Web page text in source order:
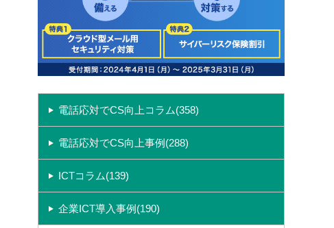
電話応対でCS向上コラム(358)
電話応対でCS向上事例(288)
ICTコラム(139)
企業ICT導入事例(190)